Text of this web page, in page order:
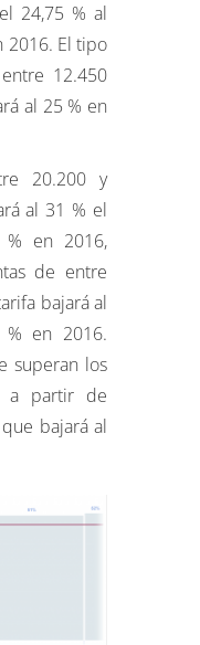
24,75 % al
2016. El tipo
12.450
al 25 % en
20.200 y
al 31 % el
en 2016,
de entre
bajará al
en 2016.
superan los
a partir de
bajará al